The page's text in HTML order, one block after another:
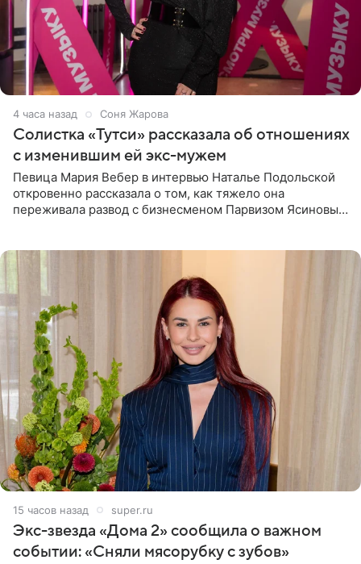
4 часа назад Соня Жарова
Солистка «Тутси» рассказала об отношениях
с изменившим ей экс-мужем
Певица Мария Вебер в интервью Наталье Подольской
откровенно рассказала о том, как тяжело она
переживала развод с бизнесменом Парвизом Ясиновым.
15 часов назад super.ru
Экс-звезда «Дома 2» сообщила о важном
событии: «Сняли мясорубку с зубов»